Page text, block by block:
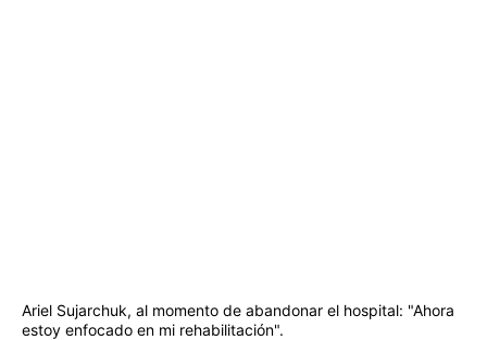
Ariel Sujarchuk, al momento de abandonar el hospital: "Ahora
estoy enfocado en mi rehabilitación".